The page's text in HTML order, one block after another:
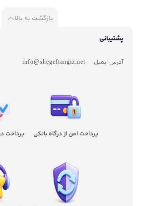
بازگشت به بالا
پشتیبانی
آدرس ایمیل: info@shegeftangiz.net
پرداخت امن از درگاه بانکی پرداخت